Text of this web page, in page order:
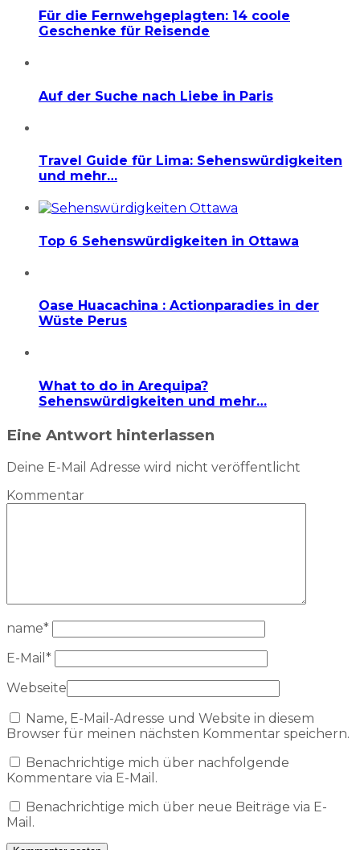
Für die Fernwehgeplagten: 14 coole
Geschenke für Reisende
Auf der Suche nach Liebe in Paris
Travel Guide für Lima: Sehenswürdigkeiten
und mehr…
Top 6 Sehenswürdigkeiten in Ottawa
Oase Huacachina : Actionparadies in der
Wüste Perus
What to do in Arequipa?
Sehenswürdigkeiten und mehr…
Eine Antwort hinterlassen
Deine E-Mail Adresse wird nicht veröffentlicht
Kommentar
name*
E-Mail *
Webseite
Name, E-Mail-Adresse und Website in diesem
Browser für meinen nächsten Kommentar speichern.
Benachrichtige mich über nachfolgende
Kommentare via E-Mail.
Benachrichtige mich über neue Beiträge via E-
Mail.